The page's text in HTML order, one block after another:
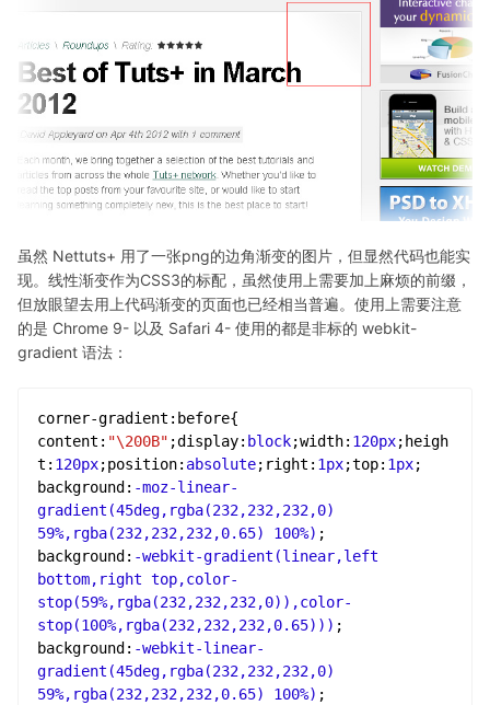
虽然 Nettuts+ 用了一张png的边角渐变的图片，但显然代码也能实
现。线性渐变作为CSS3的标配，虽然使用上需要加上麻烦的前缀，
但放眼望去用上代码渐变的页面也已经相当普遍。使用上需要注意
的是 Chrome 9- 以及 Safari 4- 使用的都是非标的 webkit-
gradient 语法：
corner-gradient :before
content : "\200B" ;display: block;width: 120px; heigh
t : 120px;position: absolute; right : 1px;top: 1px
background : -moz-linear-
gradient (45deg, rgba(232,232,232,0
59%, rgba(232,232,232,0.65) 100%)
background : -webkit-gradient (linear,left
bottom,right top,color-
stop(59%, rgba(232,232,232,0)),color-
stop(100%, rgba(232,232,232,0.65)))
background : -webkit-linear-
gradient (45deg, rgba(232,232,232,0
59%, rgba(232,232,232,0.65) 100%)